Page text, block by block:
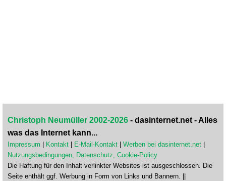
Christoph Neumüller 2002-2026 - dasinternet.net - Alles
was das Internet kann...
Impressum | Kontakt | E-Mail-Kontakt | Werben bei dasinternet.net |
Nutzungsbedingungen, Datenschutz, Cookie-Policy
Die Haftung für den Inhalt verlinkter Websites ist ausgeschlossen. Die
Seite enthält ggf. Werbung in Form von Links und Bannern. ||